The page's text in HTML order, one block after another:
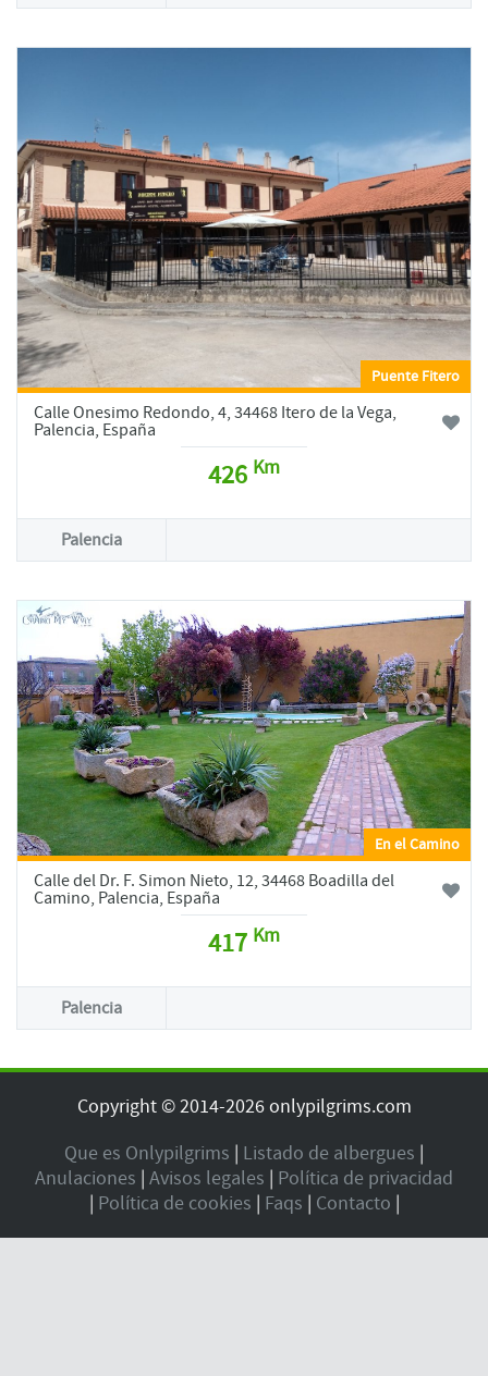
Puente Fitero
Calle Onesimo Redondo, 4, 34468 Itero de la Vega,
Palencia, España
426 Km
Palencia
En el Camino
Calle del Dr. F. Simon Nieto, 12, 34468 Boadilla del
Camino, Palencia, España
417 Km
Palencia
Copyright © 2014-2026 onlypilgrims.com
Que es Onlypilgrims | Listado de albergues |
Anulaciones | Avisos legales | Política de privacidad
| Política de cookies | Faqs | Contacto |